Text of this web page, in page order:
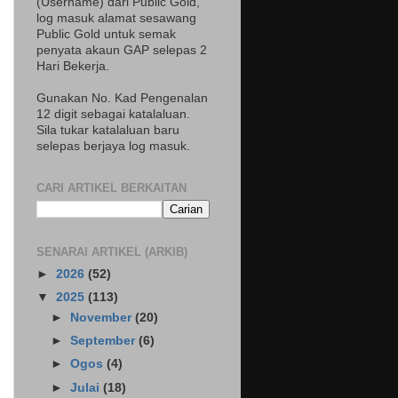
log masuk alamat sesawang
Public Gold untuk semak
penyata akaun GAP selepas 2
Hari Bekerja.
Gunakan No. Kad Pengenalan
12 digit sebagai katalaluan.
Sila tukar katalaluan baru
selepas berjaya log masuk.
CARI ARTIKEL BERKAITAN
SENARAI ARTIKEL (ARKIB)
► 2026 (52)
▼ 2025 (113)
►
November(20)
►September(6)
►Ogos(4)
►Julai(18)